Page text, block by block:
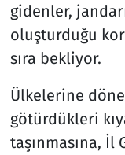
gidenler,
oluşturduğu
sıra bekliyor.
Ülkelerine
götürdükleri
taşınmasına,
Teknoloji ve
Televizyon